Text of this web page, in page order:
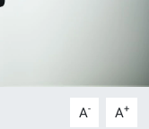
A- A+